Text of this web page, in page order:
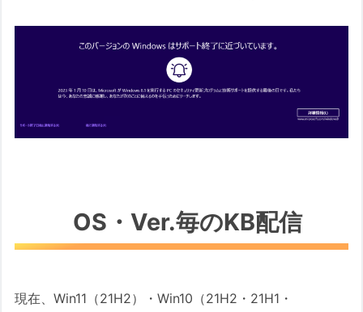
OS・Ver.毎のKB配信
現在、Win11（21H2）・Win10（21H2・21H1・